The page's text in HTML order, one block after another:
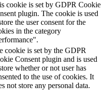
cookie is set by GDPR Cookie
plugin. The cookie is used
the user consent for the
in the category
cookie is set by the GDPR
Consent plugin and is used
whether or not user has
to the use of cookies. It
not store any personal data.